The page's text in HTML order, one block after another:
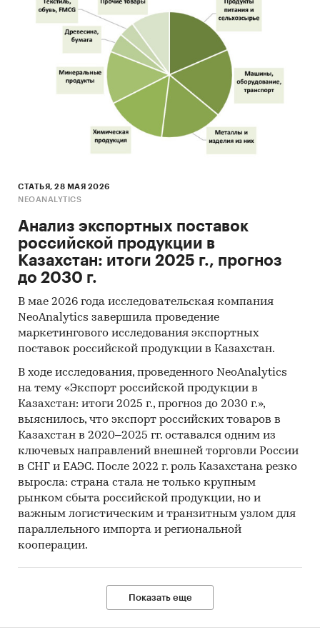
СТАТЬЯ, 28 МАЯ 2026
NEOANALYTICS
Анализ экспортных поставок
российской продукции в
Казахстан: итоги 2025 г., прогноз
до 2030 г.
В мае 2026 года исследовательская компания
NeoAnalytics завершила проведение
маркетингового исследования экспортных
поставок российской продукции в Казахстан.
В ходе исследования, проведенного NeoAnalytics
на тему «Экспорт российской продукции в
Казахстан: итоги 2025 г., прогноз до 2030 г.»,
выяснилось, что экспорт российских товаров в
Казахстан в 2020–2025 гг. оставался одним из
ключевых направлений внешней торговли России
в СНГ и ЕАЭС. После 2022 г. роль Казахстана резко
выросла: страна стала не только крупным
рынком сбыта российской продукции, но и
важным логистическим и транзитным узлом для
параллельного импорта и региональной
кооперации.
Показать еще